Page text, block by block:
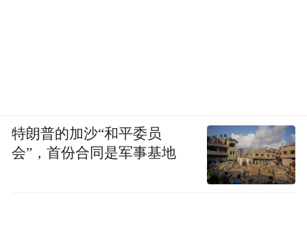
特朗普的加沙“和平委员
会”，首份合同是军事基地